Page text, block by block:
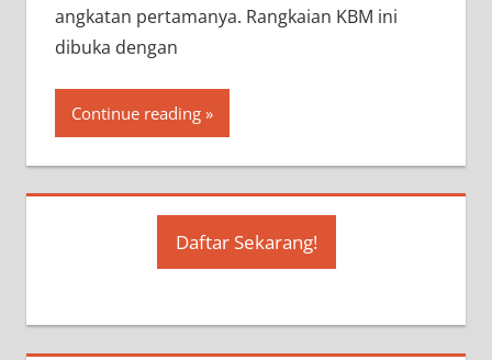
angkatan pertamanya. Rangkaian KBM ini
dibuka dengan
Continue reading
Daftar Sekarang!